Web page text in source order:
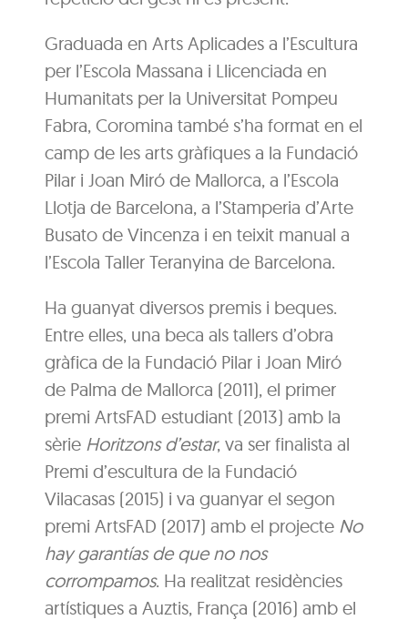
Graduada en Arts Aplicades a l’Escultura
per l’Escola Massana i Llicenciada en
Humanitats per la Universitat Pompeu
Fabra, Coromina també s’ha format en el
camp de les arts gràfiques a la Fundació
Pilar i Joan Miró de Mallorca, a l’Escola
Llotja de Barcelona, a l’Stamperia d’Arte
Busato de Vincenza i en teixit manual a
l’Escola Taller Teranyina de Barcelona.
Ha guanyat diversos premis i beques.
Entre elles, una beca als tallers d’obra
gràfica de la Fundació Pilar i Joan Miró
de Palma de Mallorca (2011), el primer
premi ArtsFAD estudiant (2013) amb la
sèrie Horitzons d’estar, va ser finalista al
Premi d’escultura de la Fundació
Vilacasas (2015) i va guanyar el segon
premi ArtsFAD (2017) amb el projecte No
hay garantías de que no nos
corrompamos. Ha realitzat residències
artístiques a Auztis, França (2016) amb el